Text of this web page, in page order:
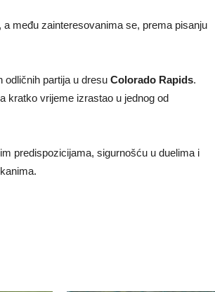
među zainteresovanima se, prema pisanju
odličnih partija u dresu Colorado Rapids.
kratko vrijeme izrastao u jednog od
predispozicijama, sigurnošću u duelima i